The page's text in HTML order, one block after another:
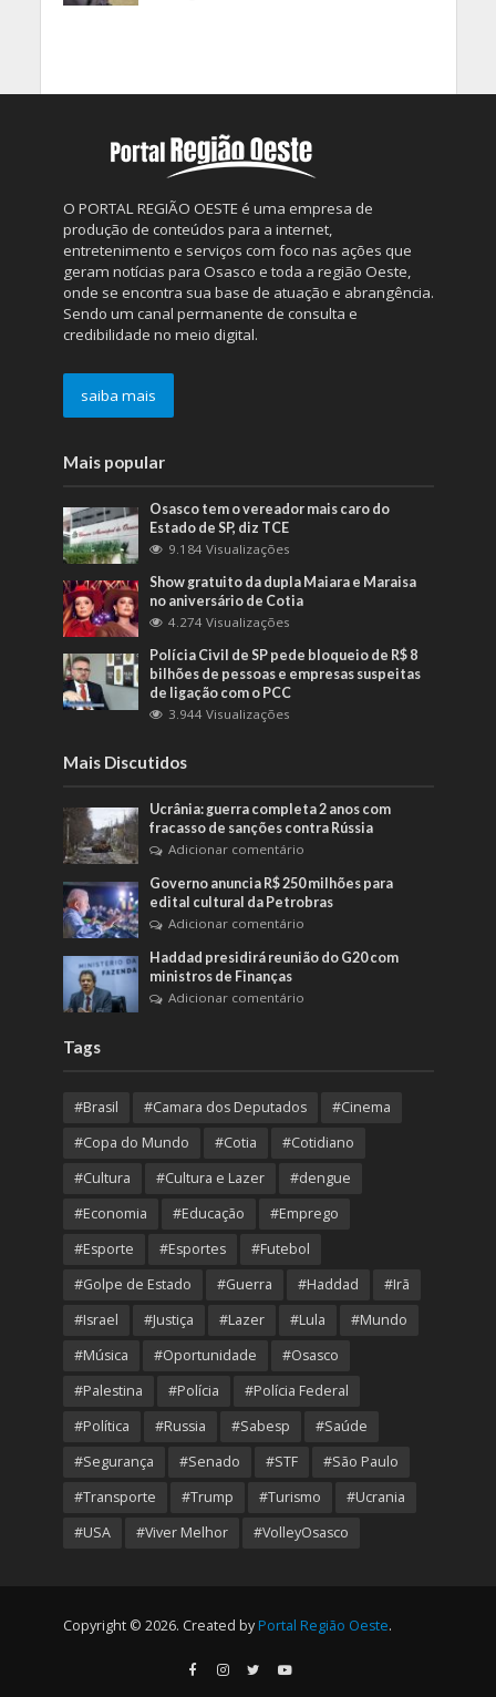
O PORTAL REGIÃO OESTE é uma empresa de
produção de conteúdos para a internet,
entretenimento e serviços com foco nas ações que
geram notícias para Osasco e toda a região Oeste,
onde se encontra sua base de atuação e abrangência.
Sendo um canal permanente de consulta e
credibilidade no meio digital.
saiba mais
Mais popular
Osasco tem o vereador mais caro do
Estado de SP, diz TCE
9.184 Visualizações
Show gratuito da dupla Maiara e Maraisa
no aniversário de Cotia
4.274 Visualizações
Polícia Civil de SP pede bloqueio de R$ 8
bilhões de pessoas e empresas suspeitas
de ligação com o PCC
3.944 Visualizações
Mais Discutidos
Ucrânia: guerra completa 2 anos com
fracasso de sanções contra Rússia
Adicionar comentário
Governo anuncia R$ 250 milhões para
edital cultural da Petrobras
Adicionar comentário
Haddad presidirá reunião do G20 com
ministros de Finanças
Adicionar comentário
Tags
#Brasil #Camara dos Deputados
#Cinema
#Copa do Mundo
#Cotia
#Cotidiano
#Cultura
#Cultura e Lazer
#dengue
#Economia
#Educação
#Emprego
#Esporte
#Esportes
#Futebol
#Golpe de Estado
#Guerra #Haddad
#Irã
#Israel
#Justiça #Lazer #Lula
#Mundo
#Música
#Oportunidade
#Osasco
#Palestina
#Polícia
#Polícia Federal
#Política
#Russia #Sabesp
#Saúde
#Segurança
#Senado #STF
#São Paulo
#Transporte
#Trump #Turismo
#Ucrania
#USA
#Viver Melhor #VolleyOsasco
Copyright © 2026. Created by Portal Região Oeste.